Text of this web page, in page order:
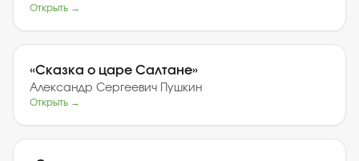
Открыть →
«Сказка о царе Салтане»
Александр Сергеевич Пушкин
Открыть →